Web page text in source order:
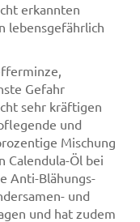
erkannten
lebensgefährlich
Gefahr
sehr kräftigen
und
Mischung
Calendula-Öl bei
Anti-Blähungs-
und
und hat zudem